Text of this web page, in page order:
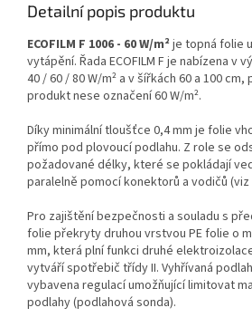
Detailní popis produktu
ECOFILM F 1006 - 60 W/m²je topná folie
vytápění. Řada ECOFILM F je nabízena v
40 / 60 / 80 W/m² a v šířkách 60 a 100
produkt nese označení 60 W/m².
Díky minimální tloušťce 0,4 mm je folie
přímo pod plovoucí podlahu. Z role se
požadované délky, které se pokládají
paralelně pomocí konektorů a vodičů (viz
Pro zajištění bezpečnosti a souladu s
folie překryty druhou vrstvou PE folie o
mm, která plní funkci druhé
vytváří spotřebič třídy II. Vyhřívaná
vybavena regulací umožňující limitovat
podlahy (podlahová sonda).